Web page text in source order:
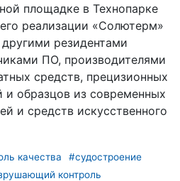
площадке в Технопарке
реализации «Солютерм»
резидентами
ПО, производителями
средств, прецизионных
и образцов из современных
и средств искусственного
качества
#судостроение
контроль